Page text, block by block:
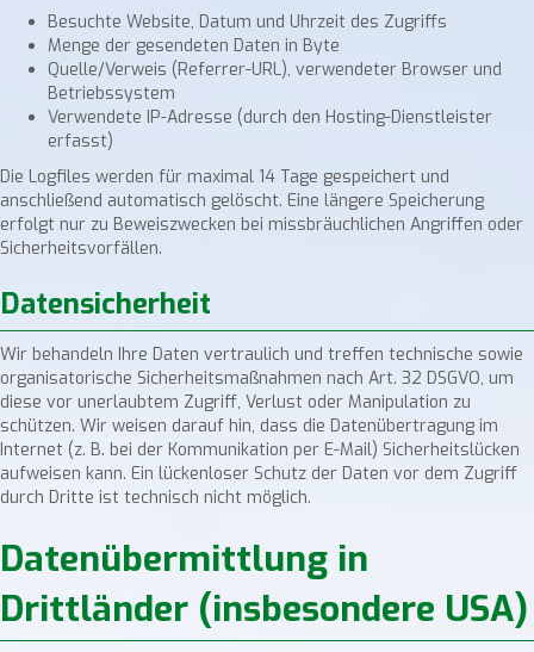
Besuchte Website, Datum und Uhrzeit des Zugriffs
Menge der gesendeten Daten in Byte
Quelle/Verweis (Referrer-URL), verwendeter Browser und
Betriebssystem
Verwendete IP-Adresse (durch den Hosting-Dienstleister
erfasst)
Die Logfiles werden für maximal 14 Tage gespeichert und
anschließend automatisch gelöscht. Eine längere Speicherung
erfolgt nur zu Beweiszwecken bei missbräuchlichen Angriffen oder
Sicherheitsvorfällen.
Datensicherheit
Wir behandeln Ihre Daten vertraulich und treffen technische sowie
organisatorische Sicherheitsmaßnahmen nach Art. 32 DSGVO, um
diese vor unerlaubtem Zugriff, Verlust oder Manipulation zu
schützen. Wir weisen darauf hin, dass die Datenübertragung im
Internet (z. B. bei der Kommunikation per E-Mail) Sicherheitslücken
aufweisen kann. Ein lückenloser Schutz der Daten vor dem Zugriff
durch Dritte ist technisch nicht möglich.
Datenübermittlung in
Drittländer (insbesondere USA)